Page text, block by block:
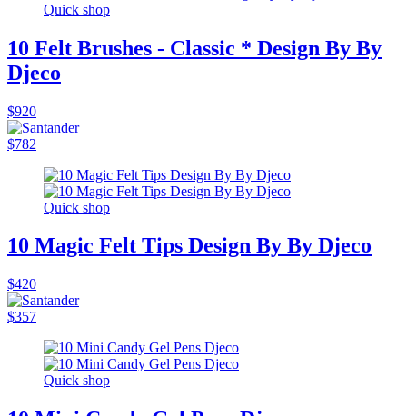
Quick shop
10 Felt Brushes - Classic * Design By By
Djeco
$920
$782
Quick shop
10 Magic Felt Tips Design By By Djeco
$420
$357
Quick shop